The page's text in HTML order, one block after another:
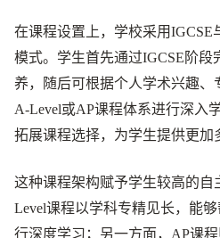
在课程设置上，学校采用IGCSE
模式。学生首先通过IGCSE阶段
养，随后可根据个人学术兴趣、
A-Level或AP课程体系进行深入
拓展课程选择，为学生提供更加
这种课程架构赋予学生较高的
Level课程以学科专精见长，能
行深度学习；另一方面，AP课